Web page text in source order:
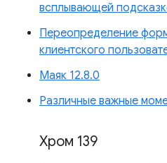
всплывающей
Переопределение
клиентского
Маяк 12.8.0
Различные важные
Хром 139